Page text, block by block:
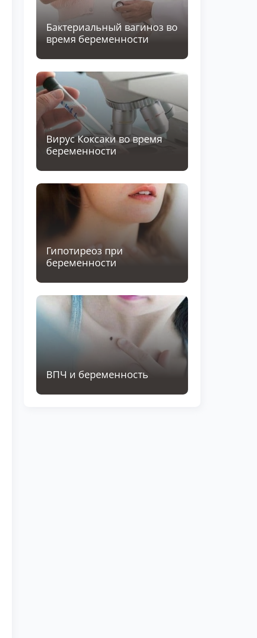
Бактериальный вагиноз во
время беременности
Вирус Коксаки во время
беременности
Гипотиреоз при
беременности
ВПЧ и беременность